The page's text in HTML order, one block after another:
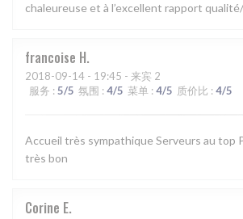
chaleureuse et à l’excellent rapport
francoise H
2018-09-14 - 19:45 - 来宾 2
服务 : 5/5 氛围 : 4/5 菜单 : 4/5 质价比 : 4/5
Accueil très sympathique Serveurs au top
très bon
Corine E